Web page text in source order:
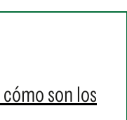
son los